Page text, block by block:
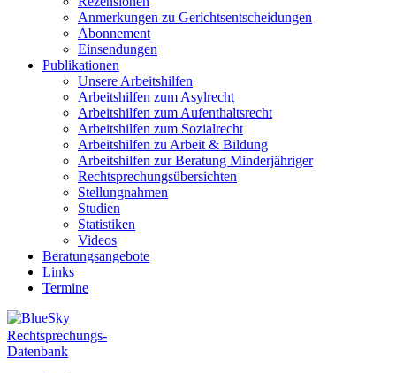
Anmerkungen zu Gerichtsentscheidungen
Abonnement
Einsendungen
Publikationen
Unsere Arbeitshilfen
Arbeitshilfen zum Asylrecht
Arbeitshilfen zum Aufenthaltsrecht
Arbeitshilfen zum Sozialrecht
Arbeitshilfen zu Arbeit & Bildung
Arbeitshilfen zur Beratung Minderjähriger
Rechtsprechungsübersichten
Stellungnahmen
Studien
Statistiken
Videos
Beratungsangebote
Links
Termine
Rechtsprechungs-
Datenbank